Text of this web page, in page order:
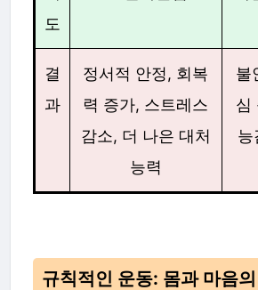
도
결
과
정서적 안정, 회복
력 증가, 스트레스
감소, 더 나은 대처
능력
불
심
능
규칙적인 운동: 몸과 마음